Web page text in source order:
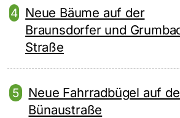
Neue Bäume auf der
Braunsdorfer und
Straße
Neue Fahrradbügel auf
Bünaustraße